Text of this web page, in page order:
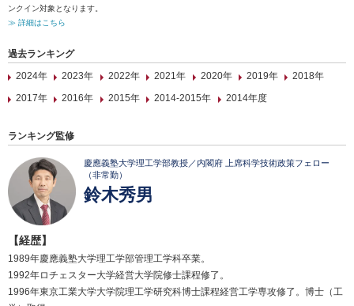
ンクイン対象となります。
≫ 詳細はこちら
過去ランキング
2024年
2023年 2022年 2021年 2020年 2019年
2018年
2017年
2016年 2015年 2014-2015年 2014年度
ランキング監修
慶應義塾大学理工学部教授／内閣府 上席科学技術政策フェロー
（非常勤）
鈴木秀男
【経歴】
1989年慶應義塾大学理工学部管理工学科卒業。
1992年ロチェスター大学経営大学院修士課程修了。
1996年東京工業大学大学院理工学研究科博士課程経営工学専攻修了。博士（工